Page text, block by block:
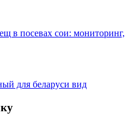
в посевах сои: мониторинг,
для беларуси вид